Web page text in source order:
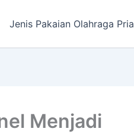
Jenis Pakaian Olahraga Pria
Menjadi